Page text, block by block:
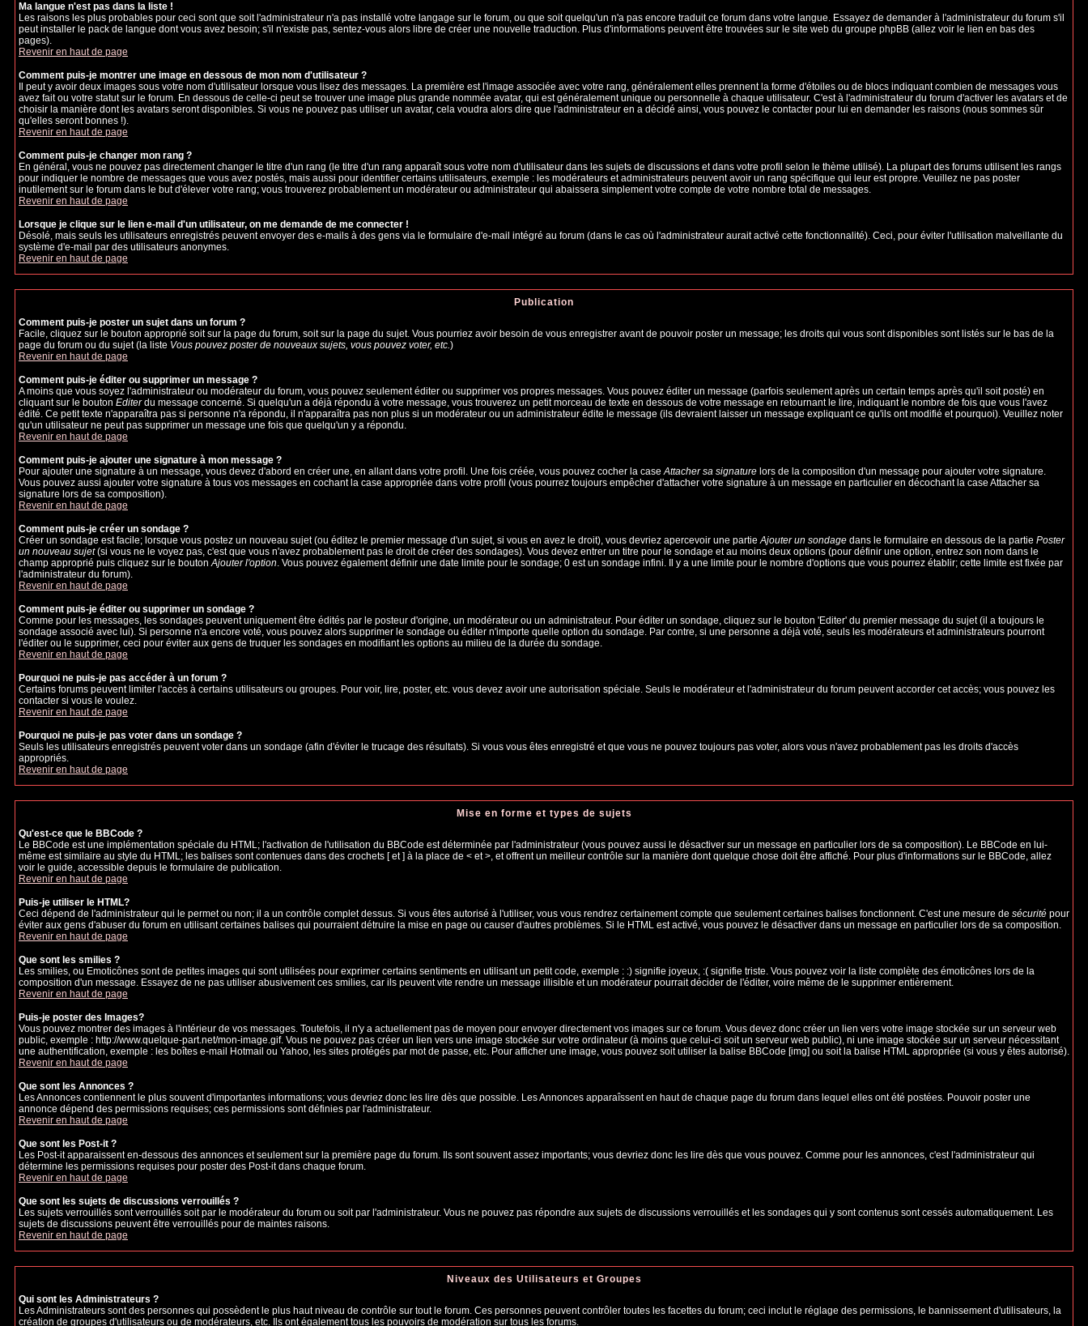
Ma langue n'est pas dans la liste !
Les raisons les plus probables pour ceci sont que soit l'administrateur n'a pas installé votre langage sur le forum, ou que soit quelqu'un n'a pas encore traduit ce forum dans votre langue. Essayez de demander à l'administrateur du forum s'il
peut installer le pack de langue dont vous avez besoin; s'il n'existe pas, sentez-vous alors libre de créer une nouvelle traduction. Plus d'informations peuvent être trouvées sur le site web du groupe phpBB (allez voir le lien en bas des
pages).
Revenir en haut de page
Comment puis-je montrer une image en dessous de mon nom d'utilisateur ?
Il peut y avoir deux images sous votre nom d'utilisateur lorsque vous lisez des messages. La première est l'image associée avec votre rang, généralement elles prennent la forme d'étoiles ou de blocs indiquant combien de messages vous
avez fait ou votre statut sur le forum. En dessous de celle-ci peut se trouver une image plus grande nommée avatar, qui est généralement unique ou personnelle à chaque utilisateur. C'est à l'administrateur du forum d'activer les avatars et de
choisir la manière dont les avatars seront disponibles. Si vous ne pouvez pas utiliser un avatar, cela voudra alors dire que l'administrateur en a décidé ainsi, vous pouvez le contacter pour lui en demander les raisons (nous sommes sûr
qu'elles seront bonnes !).
Revenir en haut de page
Comment puis-je changer mon rang ?
En général, vous ne pouvez pas directement changer le titre d'un rang (le titre d'un rang apparaît sous votre nom d'utilisateur dans les sujets de discussions et dans votre profil selon le thème utilisé). La plupart des forums utilisent les rangs
pour indiquer le nombre de messages que vous avez postés, mais aussi pour identifier certains utilisateurs, exemple : les modérateurs et administrateurs peuvent avoir un rang spécifique qui leur est propre. Veuillez ne pas poster
inutilement sur le forum dans le but d'élever votre rang; vous trouverez probablement un modérateur ou administrateur qui abaissera simplement votre compte de votre nombre total de messages.
Revenir en haut de page
Lorsque je clique sur le lien e-mail d'un utilisateur, on me demande de me connecter !
Désolé, mais seuls les utilisateurs enregistrés peuvent envoyer des e-mails à des gens via le formulaire d'e-mail intégré au forum (dans le cas où l'administrateur aurait activé cette fonctionnalité). Ceci, pour éviter l'utilisation malveillante du
système d'e-mail par des utilisateurs anonymes.
Revenir en haut de page
Publication
Comment puis-je poster un sujet dans un forum ?
Facile, cliquez sur le bouton approprié soit sur la page du forum, soit sur la page du sujet. Vous pourriez avoir besoin de vous enregistrer avant de pouvoir poster un message; les droits qui vous sont disponibles sont listés sur le bas de la
page du forum ou du sujet (la liste Vous pouvez poster de nouveaux sujets, vous pouvez voter, etc.)
Revenir en haut de page
Comment puis-je éditer ou supprimer un message ?
A moins que vous soyez l'administrateur ou modérateur du forum, vous pouvez seulement éditer ou supprimer vos propres messages. Vous pouvez éditer un message (parfois seulement après un certain temps après qu'il soit posté) en
cliquant sur le bouton Editerdu message concerné. Si quelqu'un a déjà répondu à votre message, vous trouverez un petit morceau de texte en dessous de votre message en retournant le lire, indiquant le nombre de fois que vous l'avez
édité. Ce petit texte n'apparaîtra pas si personne n'a répondu, il n'apparaîtra pas non plus si un modérateur ou un administrateur édite le message (ils devraient laisser un message expliquant ce qu'ils ont modifié et pourquoi). Veuillez noter
qu'un utilisateur ne peut pas supprimer un message une fois que quelqu'un y a répondu.
Revenir en haut de page
Comment puis-je ajouter une signature à mon message ?
Pour ajouter une signature à un message, vous devez d'abord en créer une, en allant dans votre profil. Une fois créée, vous pouvez cocher la caseAttacher sa signature lors de la composition d'un message pour ajouter votre signature.
Vous pouvez aussi ajouter votre signature à tous vos messages en cochant la case appropriée dans votre profil (vous pourrez toujours empêcher d'attacher votre signature à un message en particulier en décochant la case Attacher sa
signature lors de sa composition).
Revenir en haut de page
Comment puis-je créer un sondage ?
Créer un sondage est facile; lorsque vous postez un nouveau sujet (ou éditez le premier message d'un sujet, si vous en avez le droit), vous devriez apercevoir une partieAjouter un sondage dans le formulaire en dessous de la partie Poster
un nouveau sujet(si vous ne le voyez pas, c'est que vous n'avez probablement pas le droit de créer des sondages). Vous devez entrer un titre pour le sondage et au moins deux options (pour définir une option, entrez son nom dans le
champ approprié puis cliquez sur le boutonAjouter l'option. Vous pouvez également définir une date limite pour le sondage; 0 est un sondage infini. Il y a une limite pour le nombre d'options que vous pourrez établir; cette limite est fixée par
l'administrateur du forum).
Revenir en haut de page
Comment puis-je éditer ou supprimer un sondage ?
Comme pour les messages, les sondages peuvent uniquement être édités par le posteur d'origine, un modérateur ou un administrateur. Pour éditer un sondage, cliquez sur le bouton 'Editer' du premier message du sujet (il a toujours le
sondage associé avec lui). Si personne n'a encore voté, vous pouvez alors supprimer le sondage ou éditer n'importe quelle option du sondage. Par contre, si une personne a déjà voté, seuls les modérateurs et administrateurs pourront
l'éditer ou le supprimer, ceci pour éviter aux gens de truquer les sondages en modifiant les options au milieu de la durée du sondage.
Revenir en haut de page
Pourquoi ne puis-je pas accéder à un forum ?
Certains forums peuvent limiter l'accès à certains utilisateurs ou groupes. Pour voir, lire, poster, etc. vous devez avoir une autorisation spéciale. Seuls le modérateur et l'administrateur du forum peuvent accorder cet accès; vous pouvez les
contacter si vous le voulez.
Revenir en haut de page
Pourquoi ne puis-je pas voter dans un sondage ?
Seuls les utilisateurs enregistrés peuvent voter dans un sondage (afin d'éviter le trucage des résultats). Si vous vous êtes enregistré et que vous ne pouvez toujours pas voter, alors vous n'avez probablement pas les droits d'accès
appropriés.
Revenir en haut de page
Mise en forme et types de sujets
Qu'est-ce que le BBCode ?
Le BBCode est une implémentation spéciale du HTML; l'activation de l'utilisation du BBCode est déterminée par l'administrateur (vous pouvez aussi le désactiver sur un message en particulier lors de sa composition). Le BBCode en lui-
même est similaire au style du HTML; les balises sont contenues dans des crochets [ et ] à la place de < et >, et offrent un meilleur contrôle sur la manière dont quelque chose doit être affiché. Pour plus d'informations sur le BBCode, allez
voir le guide, accessible depuis le formulaire de publication.
Revenir en haut de page
Puis-je utiliser le HTML?
Ceci dépend de l'administrateur qui le permet ou non; il a un contrôle complet dessus. Si vous êtes autorisé à l'utiliser, vous vous rendrez certainement compte que seulement certaines balises fonctionnent. C'est une mesure de sécurité pour
éviter aux gens d'abuser du forum en utilisant certaines balises qui pourraient détruire la mise en page ou causer d'autres problèmes. Si le HTML est activé, vous pouvez le désactiver dans un message en particulier lors de sa composition.
Revenir en haut de page
Que sont les smilies ?
Les smilies, ou Emoticônes sont de petites images qui sont utilisées pour exprimer certains sentiments en utilisant un petit code, exemple : :) signifie joyeux, :( signifie triste. Vous pouvez voir la liste complète des émoticônes lors de la
composition d'un message. Essayez de ne pas utiliser abusivement ces smilies, car ils peuvent vite rendre un message illisible et un modérateur pourrait décider de l'éditer, voire même de le supprimer entièrement.
Revenir en haut de page
Puis-je poster des Images?
Vous pouvez montrer des images à l'intérieur de vos messages. Toutefois, il n'y a actuellement pas de moyen pour envoyer directement vos images sur ce forum. Vous devez donc créer un lien vers votre image stockée sur un serveur web
public, exemple : http://www.quelque-part.net/mon-image.gif. Vous ne pouvez pas créer un lien vers une image stockée sur votre ordinateur (à moins que celui-ci soit un serveur web public), ni une image stockée sur un serveur nécessitant
une authentification, exemple : les boîtes e-mail Hotmail ou Yahoo, les sites protégés par mot de passe, etc. Pour afficher une image, vous pouvez soit utiliser la balise BBCode [img] ou soit la balise HTML appropriée (si vous y êtes autorisé).
Revenir en haut de page
Que sont les Annonces ?
Les Annonces contiennent le plus souvent d'importantes informations; vous devriez donc les lire dès que possible. Les Annonces apparaîssent en haut de chaque page du forum dans lequel elles ont été postées. Pouvoir poster une
annonce dépend des permissions requises; ces permissions sont définies par l'administrateur.
Revenir en haut de page
Que sont les Post-it ?
Les Post-it apparaissent en-dessous des annonces et seulement sur la première page du forum. Ils sont souvent assez importants; vous devriez donc les lire dès que vous pouvez. Comme pour les annonces, c'est l'administrateur qui
détermine les permissions requises pour poster des Post-it dans chaque forum.
Revenir en haut de page
Que sont les sujets de discussions verrouillés ?
Les sujets verrouillés sont verrouillés soit par le modérateur du forum ou soit par l'administrateur. Vous ne pouvez pas répondre aux sujets de discussions verrouillés et les sondages qui y sont contenus sont cessés automatiquement. Les
sujets de discussions peuvent être verrouillés pour de maintes raisons.
Revenir en haut de page
Niveaux des Utilisateurs et Groupes
Qui sont les Administrateurs ?
Les Administrateurs sont des personnes qui possèdent le plus haut niveau de contrôle sur tout le forum. Ces personnes peuvent contrôler toutes les facettes du forum; ceci inclut le réglage des permissions, le bannissement d'utilisateurs, la
création de groupes d'utilisateurs ou de modérateurs, etc. Ils ont également tous les pouvoirs de modération sur tous les forums.